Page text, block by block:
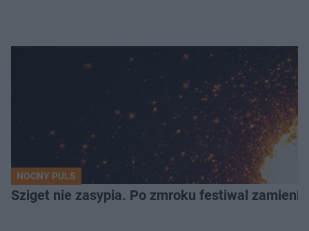
NOCNY PULS
Sziget nie zasypia. Po zmroku festiwal